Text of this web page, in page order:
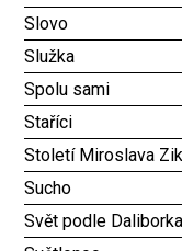
Slovo
Služka
Spolu sami
Staříci
Století Miroslava
Sucho
Svět podle Daliborka